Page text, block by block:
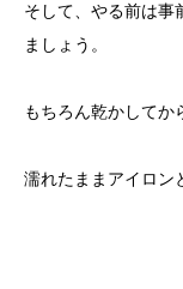
そして、やる前は事
ましょう。
もちろん乾かしてか
濡れたままアイロン